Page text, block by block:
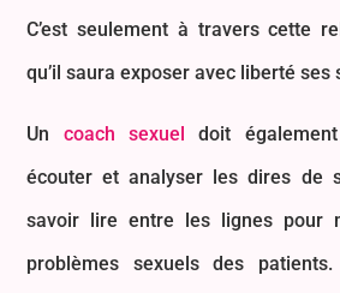
C’est seulement à travers cette
qu’il saura exposer avec liberté ses
Un coach sexuel doit
écouter et analyser les dires de
savoir lire entre les lignes pour
problèmes sexuels des